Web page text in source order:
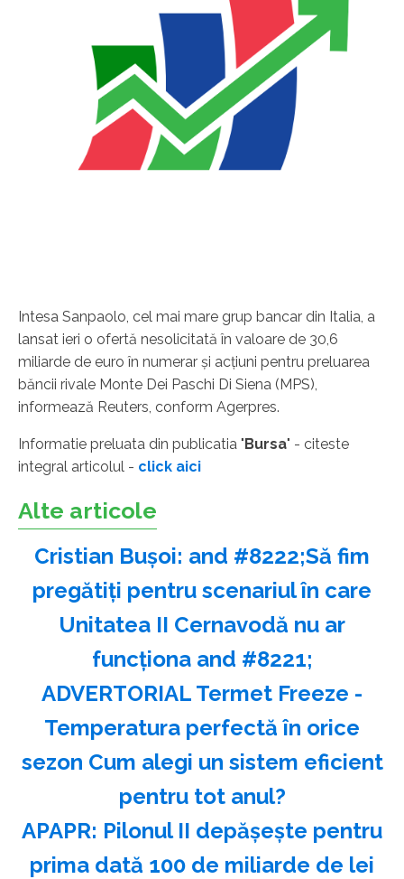
Intesa Sanpaolo, cel mai mare grup bancar din Italia, a
lansat ieri o ofertă nesolicitată în valoare de 30,6
miliarde de euro în numerar şi acţiuni pentru preluarea
băncii rivale Monte Dei Paschi Di Siena (MPS),
informează Reuters, conform Agerpres.
Informatie preluata din publicatia "Bursa" - citeste
integral articolul - click aici
Alte articole
Cristian Buşoi: and #8222;Să fim
pregătiţi pentru scenariul în care
Unitatea II Cernavodă nu ar
funcţiona and #8221;
ADVERTORIAL Termet Freeze -
Temperatura perfectă în orice
sezon Cum alegi un sistem eficient
pentru tot anul?
APAPR: Pilonul II depăşeşte pentru
prima dată 100 de miliarde de lei